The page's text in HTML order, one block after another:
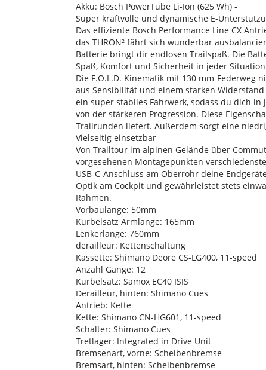
Akku: Bosch PowerTube Li-Ion (625 Wh) -
Super kraftvolle und dynamische E-
Das effiziente Bosch Performance Line CX
das THRON² fährt sich wunderbar
Batterie bringt dir endlosen Trailspaß. Die
Spaß, Komfort und Sicherheit in jeder Situation
Die F.O.L.D. Kinematik mit 130 mm-
aus Sensibilität und einem starken
ein super stabiles Fahrwerk, sodass du dich
von der stärkeren Progression. Diese
Trailrunden liefert. Außerdem sorgt eine
Vielseitig einsetzbar
Von Trailtour im alpinen Gelände über
vorgesehenen Montagepunkten
USB-C-Anschluss am Oberrohr deine
Optik am Cockpit und gewährleistet stets
Rahmen.
Vorbaulänge: 50mm
Kurbelsatz Armlänge: 165mm
Lenkerlänge: 760mm
derailleur: Kettenschaltung
Kassette: Shimano Deore CS-LG400, 11-speed
Anzahl Gänge: 12
Kurbelsatz: Samox EC40 ISIS
Derailleur, hinten: Shimano Cues
Antrieb: Kette
Kette: Shimano CN-HG601, 11-speed
Schalter: Shimano Cues
Tretlager: Integrated in Drive Unit
Bremsenart, vorne: Scheibenbremse
Bremsart, hinten: Scheibenbremse